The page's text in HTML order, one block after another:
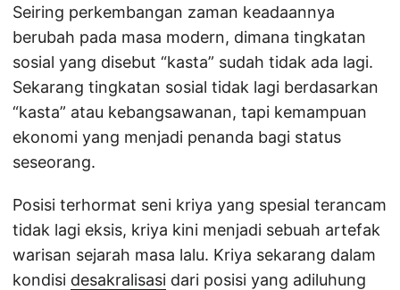
Seiring perkembangan zaman keadaannya
berubah pada masa modern, dimana tingkatan
sosial yang disebut “kasta” sudah tidak ada lagi.
Sekarang tingkatan sosial tidak lagi berdasarkan
“kasta” atau kebangsawanan, tapi kemampuan
ekonomi yang menjadi penanda bagi status
seseorang.
Posisi terhormat seni kriya yang spesial terancam
tidak lagi eksis, kriya kini menjadi sebuah artefak
warisan sejarah masa lalu. Kriya sekarang dalam
kondisi desakralisasi dari posisi yang adiluhung